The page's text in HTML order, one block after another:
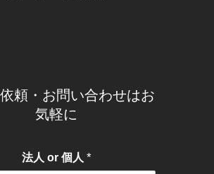
頼・お問い合わせはお
気軽に
法人 or 個人 *